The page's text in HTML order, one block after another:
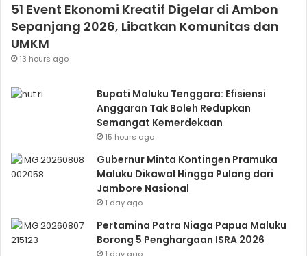
51 Event Ekonomi Kreatif Digelar di Ambon
Sepanjang 2026, Libatkan Komunitas dan
UMKM
13 hours ago
Bupati Maluku Tenggara: Efisiensi
Anggaran Tak Boleh Redupkan
Semangat Kemerdekaan
15 hours ago
Gubernur Minta Kontingen Pramuka
Maluku Dikawal Hingga Pulang dari
Jambore Nasional
1 day ago
Pertamina Patra Niaga Papua Maluku
Borong 5 Penghargaan ISRA 2026